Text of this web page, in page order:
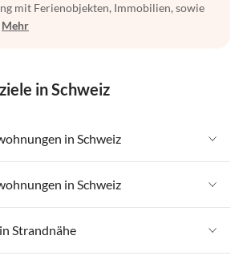
mit Ferienobjekten, Immobilien, sowie
Mehr
in Schweiz
in Schweiz
Fee / Saastal
in Schweiz
Strandnähe